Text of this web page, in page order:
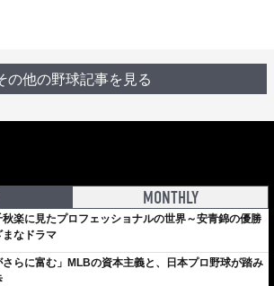
の他の野球記事を見る
MONTHLY
楽に見たプロフェッショナルの世界～安青錦の優勝
まなドラマ
さらに富む」MLBの資本主義と、日本プロ野球が踏み